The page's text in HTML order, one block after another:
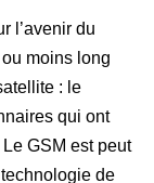
l’avenir du
moins long
: le
qui ont
Le GSM est peut
de